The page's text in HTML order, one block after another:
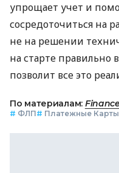
упрощает учет и
сосредоточиться на
не на решении
на старте правильно
позволит все это
По материалам:
# ФЛП# Платежные Карты